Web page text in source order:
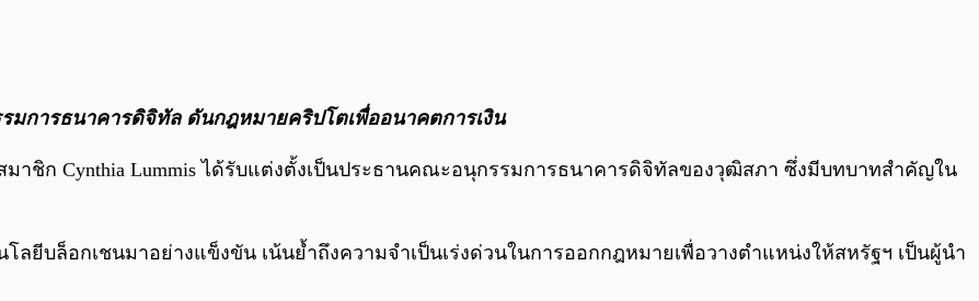
มการธนาคารดิจิทัล ดันกฎหมายคริปโตเพื่ออนาคตการเงิน
าชิก Cynthia Lummis ได้รับแต่งตั้งเป็นประธานคณะอนุกรรมการธนาคารดิจิทัลของวุฒิสภา ซึ่งมีบทบาทสำคัญใน
โลยีบล็อกเชนมาอย่างแข็งขัน เน้นย้ำถึงความจำเป็นเร่งด่วนในการออกกฎหมายเพื่อวางตำแหน่งให้สหรัฐฯ เป็นผู้นำ